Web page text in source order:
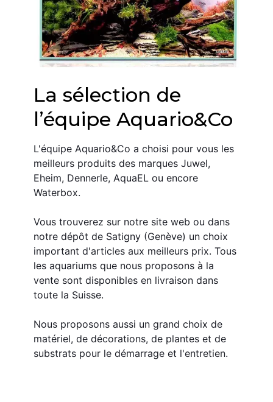
La sélection de
l’équipe Aquario&Co
L'équipe Aquario&Co a choisi pour vous les
meilleurs produits des marques Juwel,
Eheim, Dennerle, AquaEL ou encore
Waterbox.
Vous trouverez sur notre site web ou dans
notre dépôt de Satigny (Genève) un choix
important d'articles aux meilleurs prix. Tous
les aquariums que nous proposons à la
vente sont disponibles en livraison dans
toute la Suisse.
Nous proposons aussi un grand choix de
matériel, de décorations, de plantes et de
substrats pour le démarrage et l'entretien.